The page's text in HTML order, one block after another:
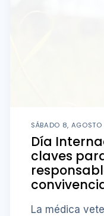
SÁBADO 8, AGOSTO
Día
claves
La médica